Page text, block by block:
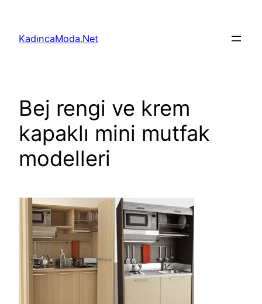
KadıncaModa.Net
Bej rengi ve krem
kapaklı mini mutfak
modelleri